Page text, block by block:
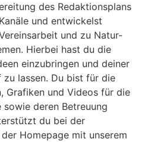
des Redaktionsplans
und entwickelst
und zu Natur-
Hierbei hast du die
einzubringen und deiner
lassen. Du bist für die
Grafiken und Videos für die
sowie deren Betreuung
du bei der
Homepage mit unserem